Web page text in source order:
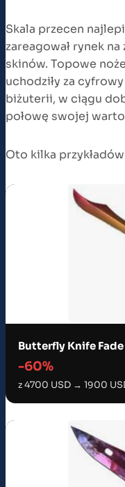
Skala przecen
zareagował rynek
skinów. Topowe
uchodziły za
biżuterii, w ciągu
połowę swojej
Oto kilka
Butterfly Knife Fade
-60%
z 4700 USD → 1900